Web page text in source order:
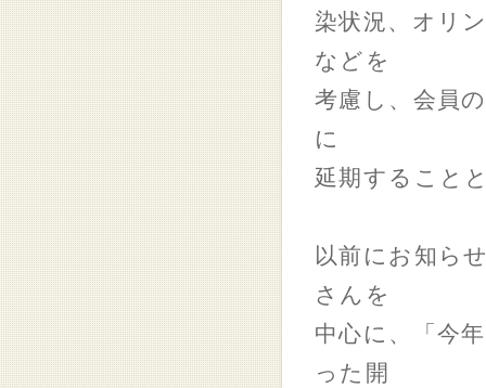
染状況、オリ
などを
考慮し、会員
に
延期すること
以前にお知ら
さんを
中心に、「今
った開